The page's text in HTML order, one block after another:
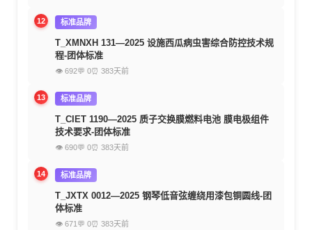
12 标准品牌
T_XMNXH 131—2025 设施西瓜病虫害综合防控技术规
程-团体标准
👁 692💬 0⏰ 383天前
13 标准品牌
T_CIET 1190—2025 质子交换膜燃料电池 膜电极组件
技术要求-团体标准
👁 690💬 0⏰ 383天前
14 标准品牌
T_JXTX 0012—2025 钢琴低音弦缠绕用漆包铜圆线-团
体标准
👁 671 💬 0⏰ 383天前